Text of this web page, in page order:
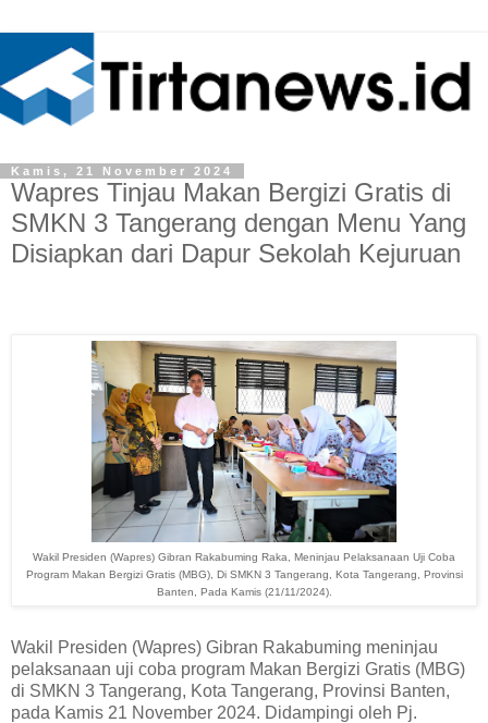
Kamis, 21 November 2024
Wapres Tinjau Makan Bergizi Gratis di
SMKN 3 Tangerang dengan Menu Yang
Disiapkan dari Dapur Sekolah Kejuruan
Wakil Presiden (Wapres) Gibran Rakabuming Raka, Meninjau Pelaksanaan Uji Coba
Program Makan Bergizi Gratis (MBG), Di SMKN 3 Tangerang, Kota Tangerang, Provinsi
Banten, Pada Kamis (21/11/2024).
Wakil Presiden (Wapres) Gibran Rakabuming meninjau
pelaksanaan uji coba program Makan Bergizi Gratis (MBG)
di SMKN 3 Tangerang, Kota Tangerang, Provinsi Banten,
pada Kamis 21 November 2024. Didampingi oleh Pj.